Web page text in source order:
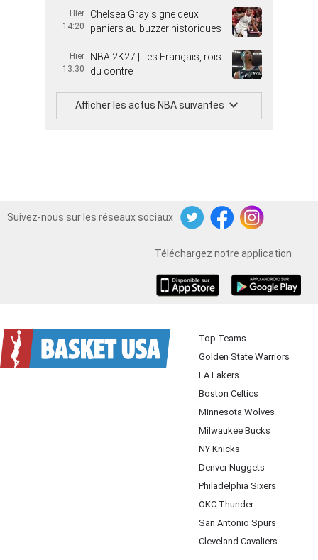
Hier
14:20
Chelsea Gray signe deux
paniers au buzzer historiques
Hier
13:30
NBA 2K27 | Les Français, rois
du contre
Afficher les actus NBA suivantes
Suivez-nous sur les réseaux sociaux
TwitterFacebookInstagram
Téléchargez notre application
Top Teams
Golden State Warriors
LA Lakers
Boston Celtics
Minnesota Wolves
Milwaukee Bucks
NY Knicks
Denver Nuggets
Philadelphia Sixers
OKC Thunder
San Antonio Spurs
Cleveland Cavaliers